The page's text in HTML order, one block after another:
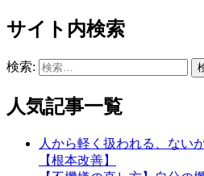
サイト内検索
検索:
人気記事一覧
人から軽く扱われる、ない
【根本改善】